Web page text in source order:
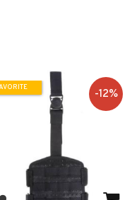
12%